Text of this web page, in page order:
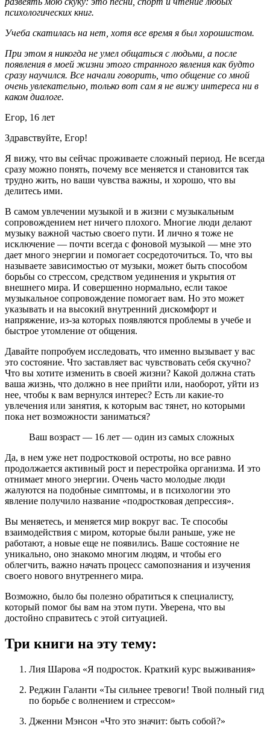
психологических книг.
Учеба скатилась на нет, хотя все время я был хорошистом.
При этом я никогда не умел общаться с людьми, а после
появления в моей жизни этого странного явления как будто
сразу научился. Все начали говорить, что общение со мной
очень увлекательно, только вот сам я не вижу интереса ни в
каком диалоге.
Егор, 16 лет
Здравствуйте, Егор!
Я вижу, что вы сейчас проживаете сложный период. Не всегда
сразу можно понять, почему все меняется и становится так
трудно жить, но ваши чувства важны, и хорошо, что вы
делитесь ими.
В самом увлечении музыкой и в жизни с музыкальным
сопровождением нет ничего плохого. Многие люди делают
музыку важной частью своего пути. И лично я тоже не
исключение — почти всегда с фоновой музыкой — мне это
дает много энергии и помогает сосредоточиться. То, что вы
называете зависимостью от музыки, может быть способом
борьбы со стрессом, средством уединения и укрытия от
внешнего мира. И совершенно нормально, если такое
музыкальное сопровождение помогает вам. Но это может
указывать и на высокий внутренний дискомфорт и
напряжение, из-за которых появляются проблемы в учебе и
быстрое утомление от общения.
Давайте попробуем исследовать, что именно вызывает у вас
это состояние. Что заставляет вас чувствовать себя скучно?
Что вы хотите изменить в своей жизни? Какой должна стать
ваша жизнь, что должно в нее прийти или, наоборот, уйти из
нее, чтобы к вам вернулся интерес? Есть ли какие-то
увлечения или занятия, к которым вас тянет, но которыми
пока нет возможности заниматься?
Ваш возраст — 16 лет — один из самых сложных
Да, в нем уже нет подростковой остроты, но все равно
продолжается активный рост и перестройка организма. И это
отнимает много энергии. Очень часто молодые люди
жалуются на подобные симптомы, и в психологии это
явление получило название «подростковая депрессия».
Вы меняетесь, и меняется мир вокруг вас. Те способы
взаимодействия с миром, которые были раньше, уже не
работают, а новые еще не появились. Ваше состояние не
уникально, оно знакомо многим людям, и чтобы его
облегчить, важно начать процесс самопознания и изучения
своего нового внутреннего мира.
Возможно, было бы полезно обратиться к специалисту,
который помог бы вам на этом пути. Уверена, что вы
достойно справитесь с этой ситуацией.
Три книги на эту тему:
Лия Шарова «Я подросток. Краткий курс выживания»
Реджин Галанти «Ты сильнее тревоги! Твой полный гид
по борьбе с волнением и стрессом»
Дженни Мэнсон «Что это значит: быть собой?»